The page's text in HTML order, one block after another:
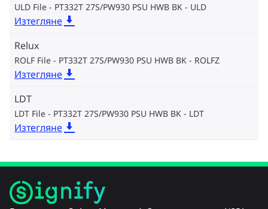
ULD File - PT332T 27S/PW930 PSU HWB BK ULD
Изтегляне
Relux
ROLF File - PT332T 27S/PW930 PSU HWB BK ROLFZ
Изтегляне
LDT
LDT File - PT332T 27S/PW930 PSU HWB BK LDT
Изтегляне